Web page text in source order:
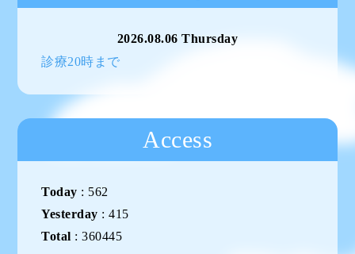
2026.08.06 Thursday
診療20時まで
Access
Today : 562
Yesterday :415
Total :360445